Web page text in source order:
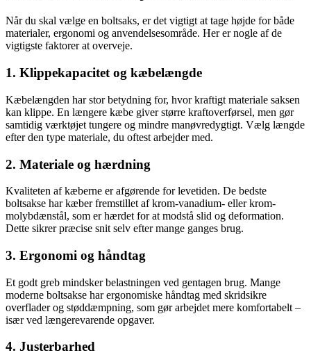
Når du skal vælge en boltsaks, er det vigtigt at tage højde for både
materialer, ergonomi og anvendelsesområde. Her er nogle af de
vigtigste faktorer at overveje.
1. Klippekapacitet og kæbelængde
Kæbelængden har stor betydning for, hvor kraftigt materiale saksen
kan klippe. En længere kæbe giver større kraftoverførsel, men gør
samtidig værktøjet tungere og mindre manøvredygtigt. Vælg længde
efter den type materiale, du oftest arbejder med.
2. Materiale og hærdning
Kvaliteten af kæberne er afgørende for levetiden. De bedste
boltsakse har kæber fremstillet af krom-vanadium- eller krom-
molybdænstål, som er hærdet for at modstå slid og deformation.
Dette sikrer præcise snit selv efter mange ganges brug.
3. Ergonomi og håndtag
Et godt greb mindsker belastningen ved gentagen brug. Mange
moderne boltsakse har ergonomiske håndtag med skridsikre
overflader og støddæmpning, som gør arbejdet mere komfortabelt –
især ved længerevarende opgaver.
4. Justerbarhed